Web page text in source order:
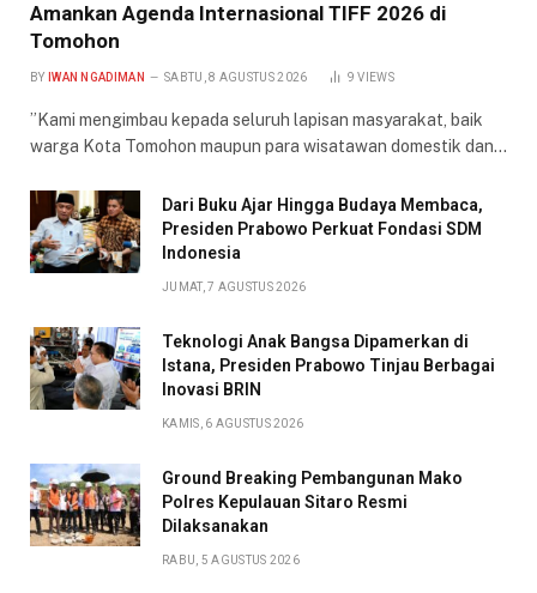
Amankan Agenda Internasional TIFF 2026 di
Tomohon
BY IWAN NGADIMAN SABTU, 8 AGUSTUS 2026 9VIEWS
​”Kami mengimbau kepada seluruh lapisan masyarakat, baik
warga Kota Tomohon maupun para wisatawan domestik dan…
Dari Buku Ajar Hingga Budaya Membaca,
Presiden Prabowo Perkuat Fondasi SDM
Indonesia
JUMAT, 7 AGUSTUS 2026
Teknologi Anak Bangsa Dipamerkan di
Istana, Presiden Prabowo Tinjau Berbagai
Inovasi BRIN
KAMIS, 6 AGUSTUS 2026
Ground Breaking Pembangunan Mako
Polres Kepulauan Sitaro Resmi
Dilaksanakan
RABU, 5 AGUSTUS 2026